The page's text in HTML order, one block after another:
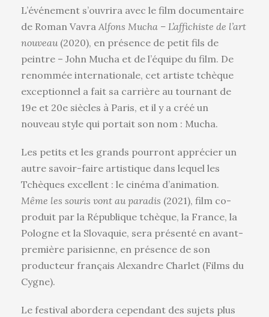
L’événement s’ouvrira avec le film documentaire
de Roman Vavra Alfons Mucha – L’affichiste de l’art
nouveau (2020), en présence de petit fils de
peintre – John Mucha et de l’équipe du film. De
renommée internationale, cet artiste tchèque
exceptionnel a fait sa carrière au tournant de
19e et 20e siècles à Paris, et il y a créé un
nouveau style qui portait son nom : Mucha.
Les petits et les grands pourront apprécier un
autre savoir-faire artistique dans lequel les
Tchèques excellent : le cinéma d’animation.
Même les souris vont au paradis (2021), film co-
produit par la République tchèque, la France, la
Pologne et la Slovaquie, sera présenté en avant-
première parisienne, en présence de son
producteur français Alexandre Charlet (Films du
Cygne).
Le festival abordera cependant des sujets plus